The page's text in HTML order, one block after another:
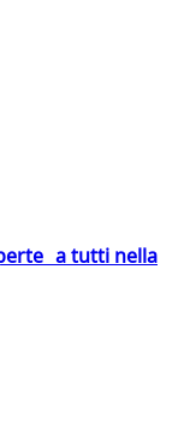
a tutti nella